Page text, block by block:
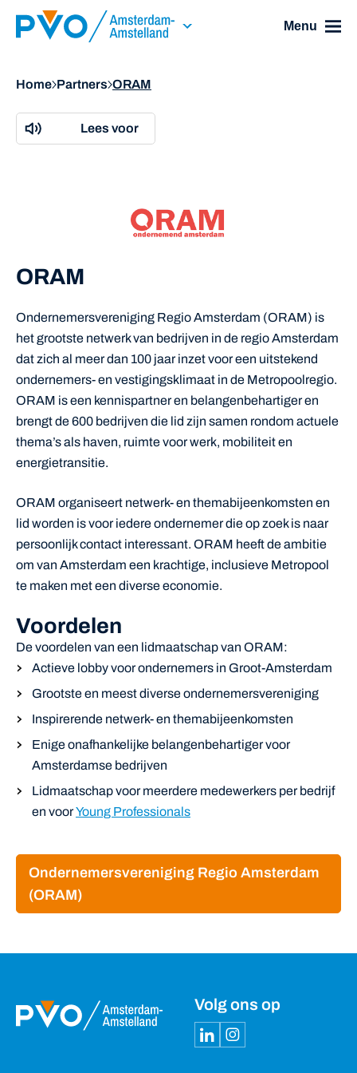
Skip Navigation or Skip to Content
Menu
Home Partners ORAM
Lees voor
ORAM
Ondernemersvereniging Regio Amsterdam (ORAM) is
het grootste netwerk van bedrijven in de regio Amsterdam
dat zich al meer dan 100 jaar inzet voor een uitstekend
ondernemers- en vestigingsklimaat in de Metropoolregio.
ORAM is een kennispartner en belangenbehartiger en
brengt de 600 bedrijven die lid zijn samen rondom actuele
thema’s als haven, ruimte voor werk, mobiliteit en
energietransitie.
ORAM organiseert netwerk- en themabijeenkomsten en
lid worden is voor iedere ondernemer die op zoek is naar
persoonlijk contact interessant. ORAM heeft de ambitie
om van Amsterdam een krachtige, inclusieve Metropool
te maken met een diverse economie.
Voordelen
De voordelen van een lidmaatschap van ORAM:
Actieve lobby voor ondernemers in Groot-Amsterdam
Grootste en meest diverse ondernemersvereniging
Inspirerende netwerk- en themabijeenkomsten
Enige onafhankelijke belangenbehartiger voor
Amsterdamse bedrijven
Lidmaatschap voor meerdere medewerkers per bedrijf
en voorYoung Professionals
Ondernemersvereniging Regio Amsterdam
(ORAM)
Volg ons op